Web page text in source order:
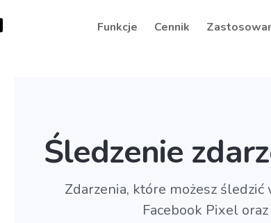
Funkcje Cennik
Śledzenie
Zdarzenia, które możesz
Facebook Pixel